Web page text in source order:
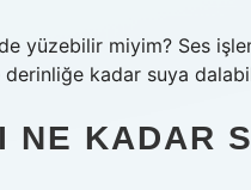
yüzebilir miyim? Ses
kadar suya
NE KADAR